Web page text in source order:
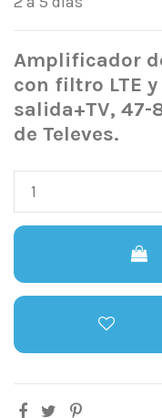
Amplificador
con filtro LTE
salida+TV, 47-
de Televes.